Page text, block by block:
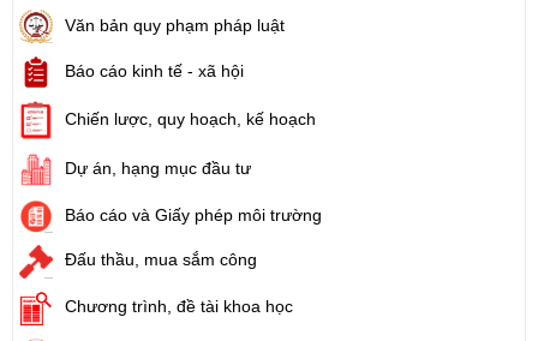
Ngày ban hành: (21/08/2024)
Số:1731/KH-UBND
Tên:
Ngày ban hành: (21/08/2024)
Số:
Tên:
(Nghị định Quy định về giá đất)
Ngày ban hành: (21/08/2024)
Số:31/2024/QH15
Tên:
Văn bản quy phạm pháp luật
Báo cáo kinh tế - xã hội
Chiến lược, quy hoạch, kế hoạch
Dự án, hạng mục đầu tư
Báo cáo và Giấy phép môi trường
Đấu thầu, mua sắm công
Chương trình, đề tài khoa học